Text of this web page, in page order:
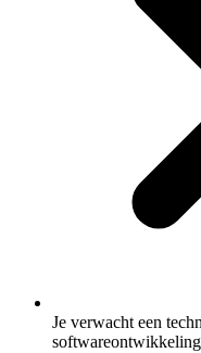
Je verwacht een